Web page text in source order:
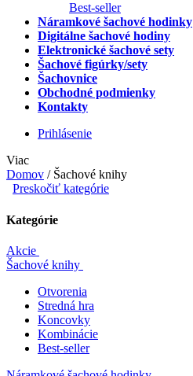
Best-seller
Náramkové šachové hodinky
Digitálne šachové hodiny
Elektronické šachové sety
Šachové figúrky/sety
Šachovnice
Obchodné podmienky
Kontakty
Prihlásenie
Viac
Domov / Šachové knihy
Preskočiť kategórie
Kategórie
Akcie
Šachové knihy
Otvorenia
Stredná hra
Koncovky
Kombinácie
Best-seller